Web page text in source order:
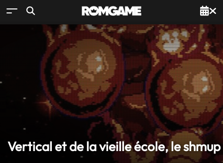
Vertical et de la vieille école, le